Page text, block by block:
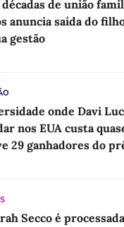
décadas de união
anuncia saída do
gestão
onde Davi
nos EUA custa
29 ganhadores do
Secco é